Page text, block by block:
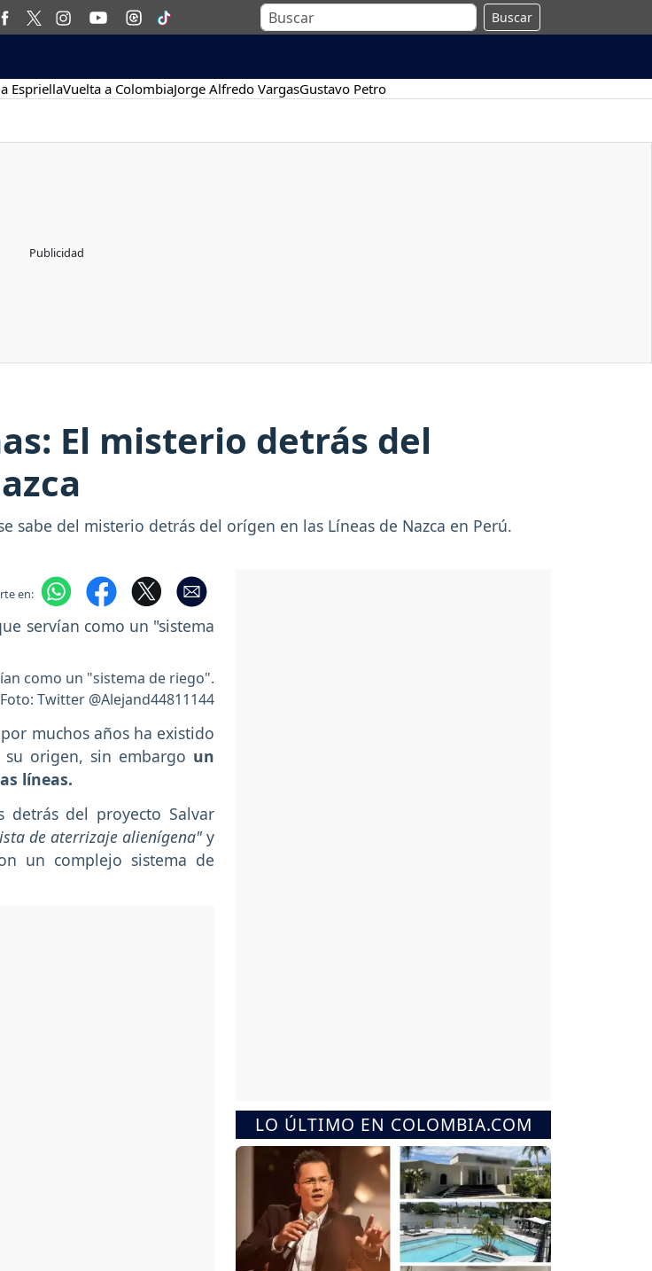
Buscar
EspriellaVuelta a ColombiaJorge Alfredo VargasGustavo Petro
El misterio detrás del
sabe del misterio detrás del orígen en las Líneas de Nazca en Perú.
en:
como un "sistema de riego".
Foto: Twitter @Alejand44811144
muchos años ha existido
su origen, sin embargo un
líneas.
detrás del proyecto Salvar
de aterrizaje alienígena"y
un complejo sistema de
LO ÚLTIMO EN COLOMBIA.COM